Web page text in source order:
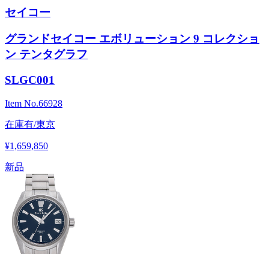
セイコー
グランドセイコー エボリューション 9 コレクショ
ン テンタグラフ
SLGC001
Item No.66928
在庫有/東京
¥1,659,850
新品